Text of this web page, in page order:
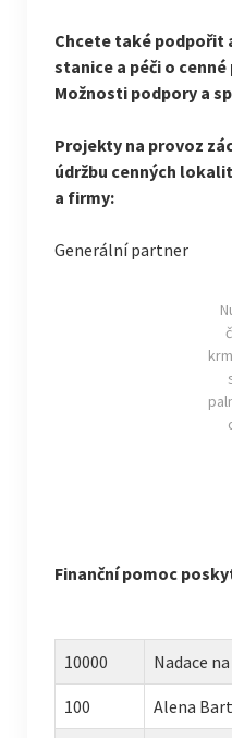
Chcete také podpořit
stanice a péči o
Možnosti podpory a
Projekty na provoz
údržbu cenných
a firmy:
Generální partner
Finanční pomoc
10000 Nadace
100 Alena